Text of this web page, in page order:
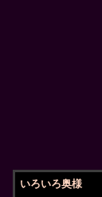
いろいろ奥様